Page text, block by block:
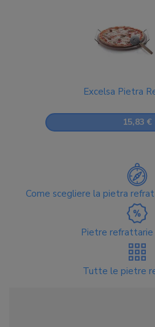
Excelsa Pietra
15,83 €
Come scegliere la pietra
Pietre
Tutte le pietre